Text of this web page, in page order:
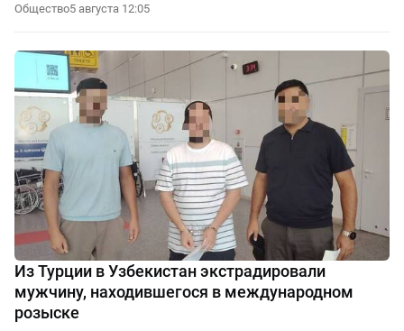
Общество5 августа 12:05
Из Турции в Узбекистан экстрадировали
мужчину, находившегося в международном
розыске